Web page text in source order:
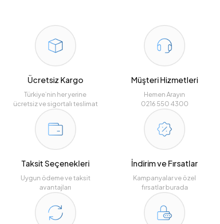
Ücretsiz Kargo
Türkiye’nin her yerine
ücretsiz ve sigortalı teslimat
Müşteri Hizmetleri
Hemen Arayın
0216 550 4300
Taksit Seçenekleri
Uygun ödeme ve taksit
avantajları
İndirim ve Fırsatlar
Kampanyalar ve özel
fırsatlar burada